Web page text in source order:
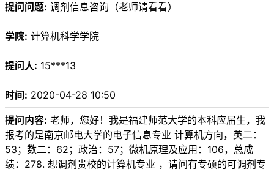
提问问题: 调剂信息咨询（老师请看看）
学院: 计算机科学学院
提问人: 15***13
时间: 2020-04-28 10:50
提问内容: 老师，您好！我是福建师范大学的本科应届生，我
报考的是南京邮电大学的电子信息专业 计算机方向，英二：
53；数二：62；政治：57；微机原理及应用：106，总成
绩：278. 想调剂贵校的计算机专业 ，请问有专硕的可调剂专